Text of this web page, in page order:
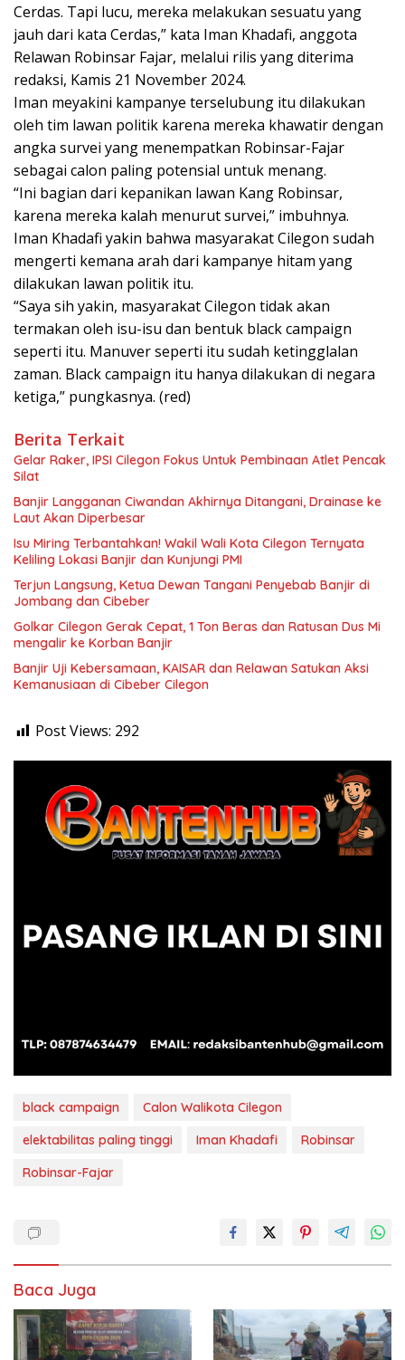
Cerdas. Tapi lucu, mereka melakukan sesuatu yang
jauh dari kata Cerdas,” kata Iman Khadafi, anggota
Relawan Robinsar Fajar, melalui rilis yang diterima
redaksi, Kamis 21 November 2024.
Iman meyakini kampanye terselubung itu dilakukan
oleh tim lawan politik karena mereka khawatir dengan
angka survei yang menempatkan Robinsar-Fajar
sebagai calon paling potensial untuk menang.
“Ini bagian dari kepanikan lawan Kang Robinsar,
karena mereka kalah menurut survei,” imbuhnya.
Iman Khadafi yakin bahwa masyarakat Cilegon sudah
mengerti kemana arah dari kampanye hitam yang
dilakukan lawan politik itu.
“Saya sih yakin, masyarakat Cilegon tidak akan
termakan oleh isu-isu dan bentuk black campaign
seperti itu. Manuver seperti itu sudah ketingglalan
zaman. Black campaign itu hanya dilakukan di negara
ketiga,” pungkasnya. (red)
Berita Terkait
Gelar Raker, IPSI Cilegon Fokus Untuk Pembinaan Atlet Pencak
Silat
Banjir Langganan Ciwandan Akhirnya Ditangani, Drainase ke
Laut Akan Diperbesar
Isu Miring Terbantahkan! Wakil Wali Kota Cilegon Ternyata
Keliling Lokasi Banjir dan Kunjungi PMI
Terjun Langsung, Ketua Dewan Tangani Penyebab Banjir di
Jombang dan Cibeber
Golkar Cilegon Gerak Cepat, 1 Ton Beras dan Ratusan Dus Mi
mengalir ke Korban Banjir
Banjir Uji Kebersamaan, KAISAR dan Relawan Satukan Aksi
Kemanusiaan di Cibeber Cilegon
Post Views: 292
black campaign
Calon Walikota Cilegon
elektabilitas paling tinggi
Iman Khadafi
Robinsar
Robinsar-Fajar
Baca Juga